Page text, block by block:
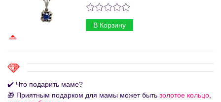
В Корзину
✔️ Что подарить маме?
🎁 Приятным подарком для мамы может быть золотое кольцо